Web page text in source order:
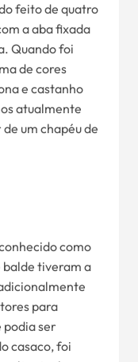
feito de quatro
a aba fixada
Quando foi
de cores
e castanho
atualmente
um chapéu de
como
balde tiveram a
para
podia ser
casaco, foi